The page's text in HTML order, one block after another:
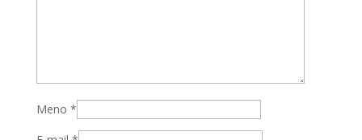
Meno *